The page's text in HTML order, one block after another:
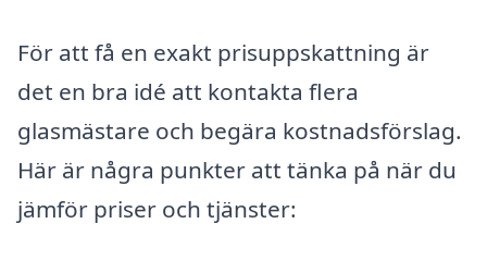
För att få en exakt prisuppskattning är
det en bra idé att kontakta flera
glasmästare och begära kostnadsförslag.
Här är några punkter att tänka på när du
jämför priser och tjänster: